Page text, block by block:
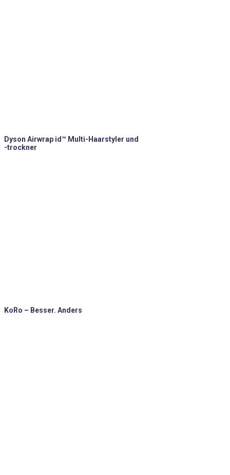
Dyson Airwrap id™ Multi-Haarstyler und
-trockner
KoRo – Besser. Anders